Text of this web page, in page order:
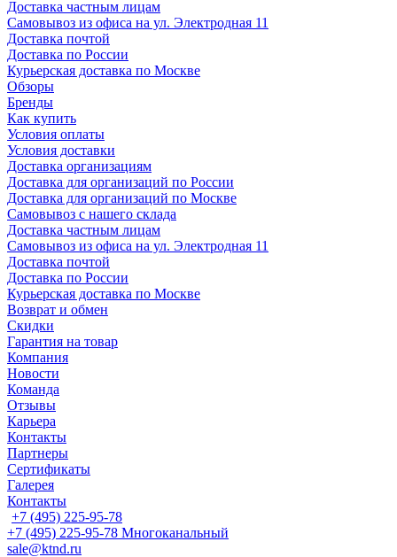
Доставка частным лицам
Самовывоз из офиса на ул. Электродная 11
Доставка почтой
Доставка по России
Курьерская доставка по Москве
Обзоры
Бренды
Как купить
Условия оплаты
Условия доставки
Доставка организациям
Доставка для организаций по России
Доставка для организаций по Москве
Самовывоз с нашего склада
Доставка частным лицам
Самовывоз из офиса на ул. Электродная 11
Доставка почтой
Доставка по России
Курьерская доставка по Москве
Возврат и обмен
Скидки
Гарантия на товар
Компания
Новости
Команда
Отзывы
Карьера
Контакты
Партнеры
Сертификаты
Галерея
Контакты
+7 (495) 225-95-78
+7 (495) 225-95-78 Многоканальный
sale@ktnd.ru